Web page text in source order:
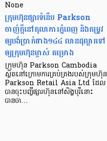
None
ក្រុមហ៊ុនផ្សារទំនើប Parkson
ចាញ់ក្ដីនៅតុលាការភ្នំពេញ និងតម្រូវ
ឲ្យបង់ប្រាក់ជាង១៤៤ លានដុល្លារទៅ
ឲ្យក្រុមហ៊ុនម្ចាស់ គម្រោង
ក្រុមហ៊ុន Parkson Cambodia
ស្ថិតនៅក្រោមការគ្រប់គ្រងរបស់ក្រុមហ៊ុន
Parkson Retail Asia Ltd ដែល
បានចុះបញ្ចីផ្សារហ៊ុននៅសិង្ហបុរីនោះ
បានចា…